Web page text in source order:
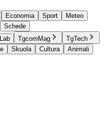
Economia Sport
Meteo
Schede
TgcomMag
TgTech
Skuola Cultura
Animali